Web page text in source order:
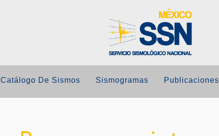
Catálogo De Sismos Sismogramas Publicaciones